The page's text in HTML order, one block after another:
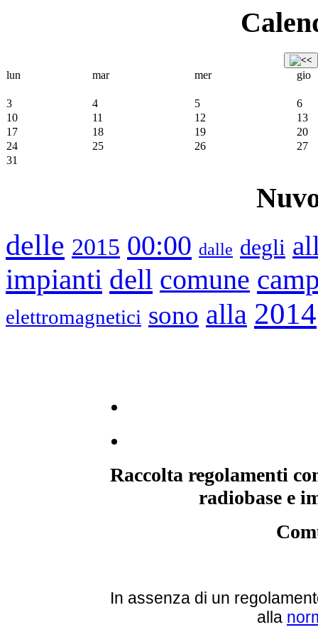
lun
mar mer gio
3 4 5
6
10
11 12
13
17
18 19
20
24
25 26
27
31
delle 2015 00:00 dalle degli
impianti dell comune
elettromagnetici sono alla 2014
Raccolta regolamenti
radiobase e
In assenza di un
alla